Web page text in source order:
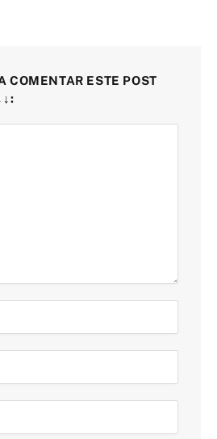
COMENTAR ESTE POST